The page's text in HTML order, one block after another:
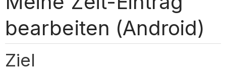
bearbeiten (Android)
Ziel